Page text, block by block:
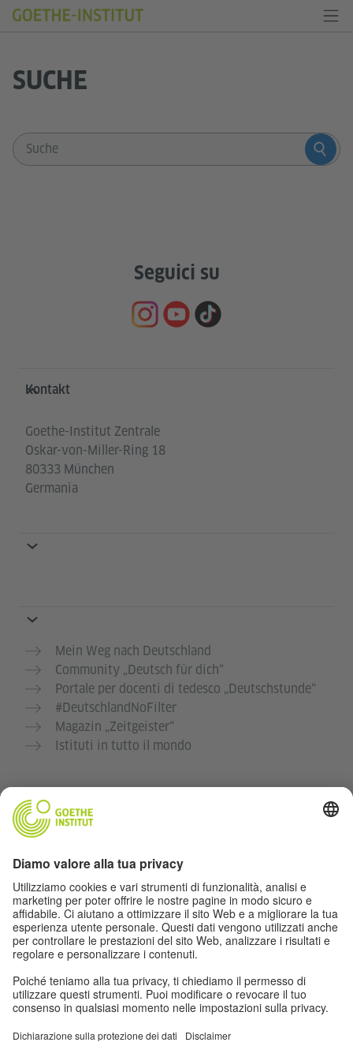
SUCHE
Sucheingabe
Seguici su
Service- und Informationsbereich
Kontakt
Goethe-Institut Zentrale
Oskar-von-Miller-Ring 18
80333 München
Germania
Mein Weg nach Deutschland
Community „Deutsch für dich“
Portale per docenti di tedesco „Deutschstunde“
#DeutschlandNoFilter
Magazin „Zeitgeister“
Istituti in tutto il mondo
Tutela dei dati personali e accessibilità
Questo sito web intende garantire la migliore
accessibilità e utilità per quante più persone possibile.
L’utilizzo di dati personali avviene nel rispetto delle
direttive fissate.
Impostazioni privacy